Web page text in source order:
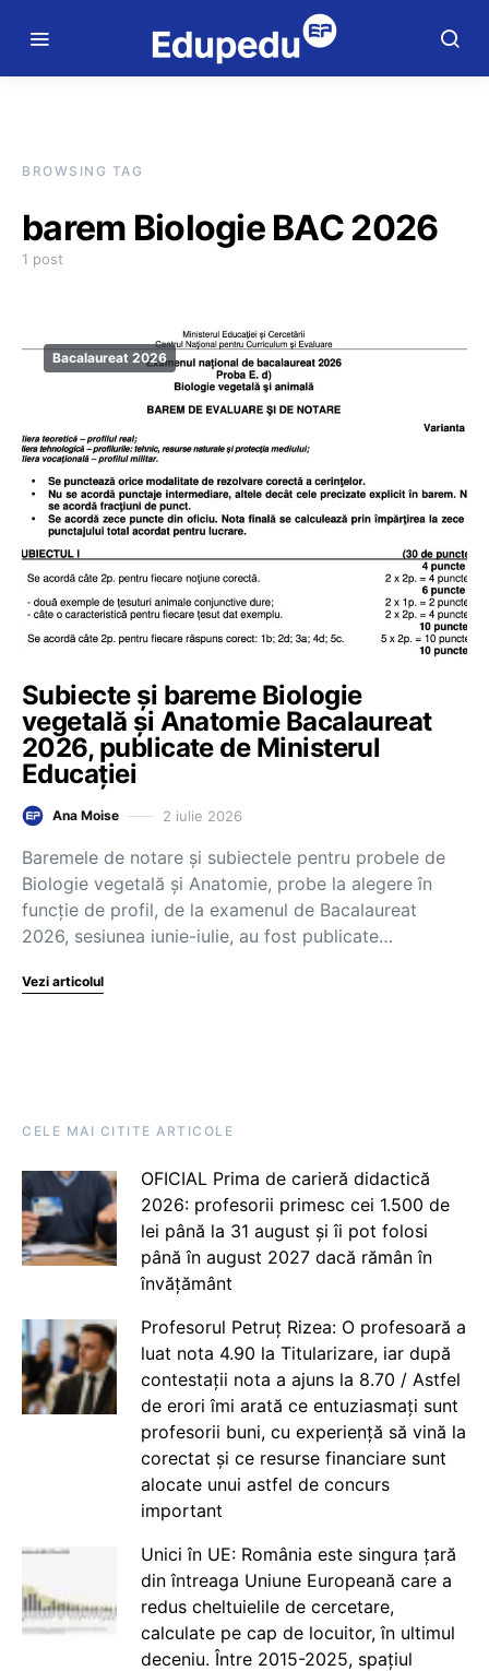
BROWSING TAG
barem Biologie BAC 2026
1 post
Bacalaureat 2026
Subiecte și bareme Biologie
vegetală și Anatomie Bacalaureat
2026, publicate de Ministerul
Educației
Ana Moise 2 iulie 2026
Baremele de notare și subiectele pentru probele de
Biologie vegetală și Anatomie, probe la alegere în
funcție de profil, de la examenul de Bacalaureat
2026, sesiunea iunie-iulie, au fost publicate…
Vezi articolul
CELE MAI CITITE ARTICOLE
OFICIAL Prima de carieră didactică
2026: profesorii primesc cei 1.500 de
lei până la 31 august și îi pot folosi
până în august 2027 dacă rămân în
învățământ
Profesorul Petruț Rizea: O profesoară a
luat nota 4.90 la Titularizare, iar după
contestații nota a ajuns la 8.70 / Astfel
de erori îmi arată ce entuziasmați sunt
profesorii buni, cu experiență să vină la
corectat și ce resurse financiare sunt
alocate unui astfel de concurs
important
Unici în UE: România este singura țară
din întreaga Uniune Europeană care a
redus cheltuielile de cercetare,
calculate pe cap de locuitor, în ultimul
deceniu. Între 2015-2025, spațiul